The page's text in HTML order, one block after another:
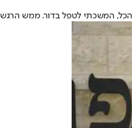
המשכתי לטפל בדור. ממש